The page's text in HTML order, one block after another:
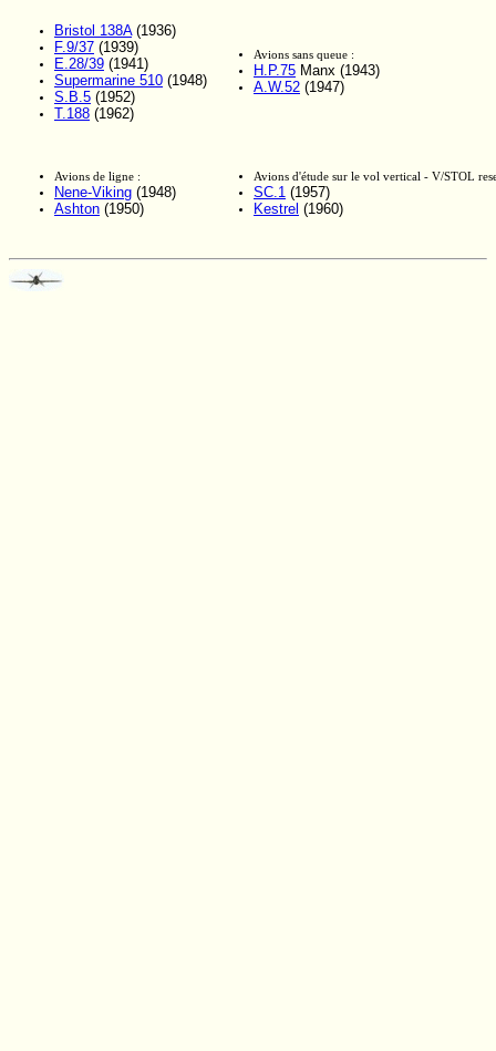
Bristol 138A(1936)
F.9/37 (1939)
E.28/39 (1941)
Supermarine 510 (1948)
S.B.5 (1952)
T.188 (1962)
Avions sans queue :
H.P.75 Manx (1943)
A.W.52 (1947)
Avions de ligne :
Nene-Viking (1948)
Ashton (1950)
Avions d'étude sur le vol vertical - V/STOL
SC.1 (1957)
Kestrel (1960)